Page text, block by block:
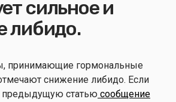
сильное и
либидо.
принимающие гормональные
снижение либидо. Если
статью сообщение